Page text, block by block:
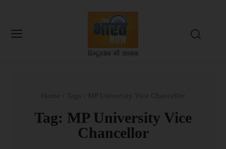
Tag: MP University Vice
Chancellor